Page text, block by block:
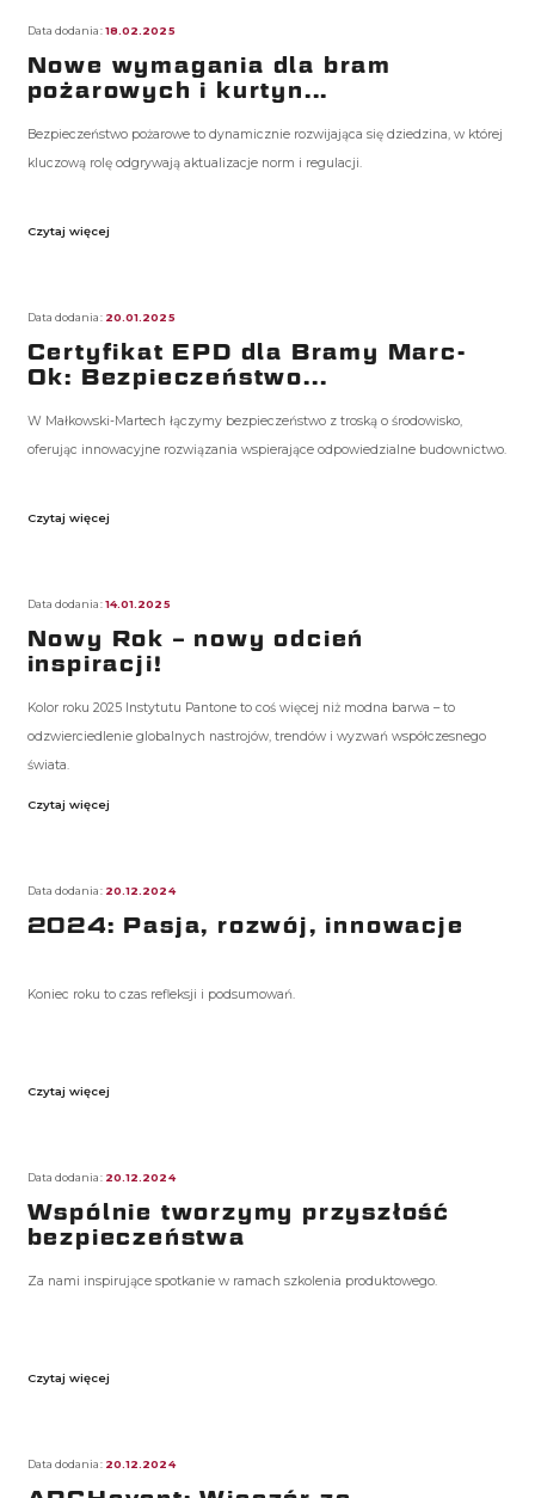
Data dodania:18.02.2025
Nowe wymagania dla bram
pożarowych i kurtyn...
Bezpieczeństwo pożarowe to dynamicznie rozwijająca się dziedzina, w której
kluczową rolę odgrywają aktualizacje norm i regulacji.
Czytaj więcej
Data dodania: 20.01.2025
Certyfikat EPD dla Bramy Marc-
Ok: Bezpieczeństwo...
W Małkowski-Martech łączymy bezpieczeństwo z troską o środowisko,
oferując innowacyjne rozwiązania wspierające odpowiedzialne budownictwo.
Czytaj więcej
Data dodania:14.01.2025
Nowy Rok – nowy odcień
inspiracji!
Kolor roku 2025 Instytutu Pantone to coś więcej niż modna barwa – to
odzwierciedlenie globalnych nastrojów, trendów i wyzwań współczesnego
świata.
Czytaj więcej
Data dodania: 20.12.2024
2024: Pasja, rozwój, innowacje
Koniec roku to czas refleksji i podsumowań.
Czytaj więcej
Data dodania: 20.12.2024
Wspólnie tworzymy przyszłość
bezpieczeństwa
Za nami inspirujące spotkanie w ramach szkolenia produktowego.
Czytaj więcej
Data dodania: 20.12.2024